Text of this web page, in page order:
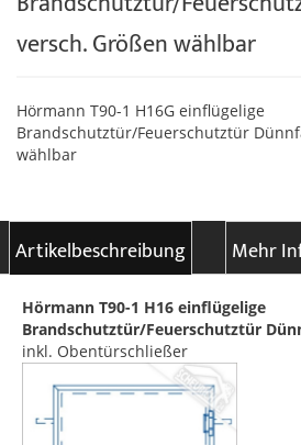
versch. Größen wählbar
Hörmann T90-1 H16G einflügelige
Brandschutztür/Feuerschutztür
wählbar
Artikelbeschreibung Mehr
Hörmann T90-1 H16 einflügelige
Brandschutztür/Feuerschutztür
inkl. Obentürschließer